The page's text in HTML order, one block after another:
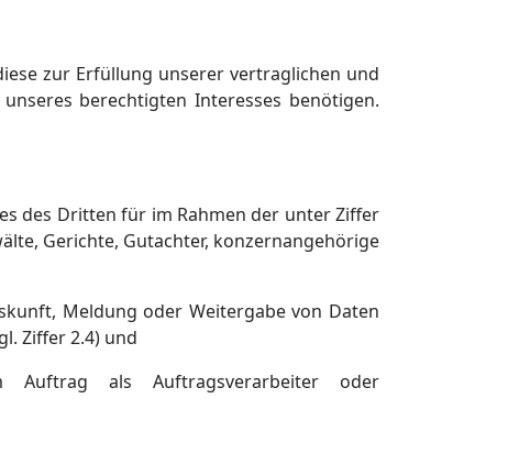
zur Erfüllung unserer vertraglichen und
berechtigten Interesses benötigen.
des Dritten für im Rahmen der unter Ziffer
Gerichte, Gutachter, konzernangehörige
Meldung oder Weitergabe von Daten
Ziffer 2.4) und
Auftrag als Auftragsverarbeiter oder